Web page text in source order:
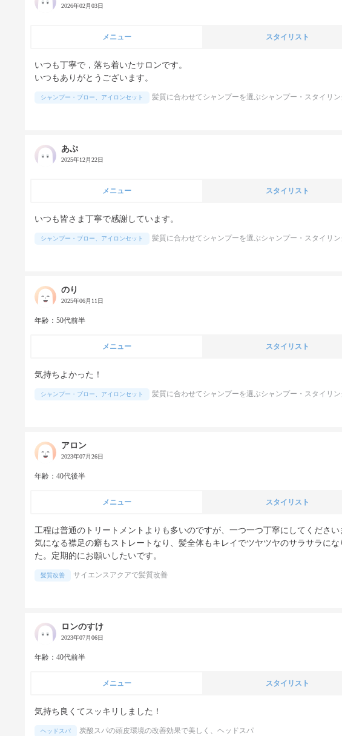
2026年02月03日
メニュー スタイリスト
いつも丁寧で，落ち着いたサロンです。
いつもありがとうございます。
シャンプー・ブロー、アイロンセット 髪質に合わせてシャンプーを選ぶシャンプー・スタイリ
あぷ
2025年12月22日
メニュー スタイリスト
いつも皆さま丁寧で感謝しています。
シャンプー・ブロー、アイロンセット 髪質に合わせてシャンプーを選ぶシャンプー・スタイリ
のり
2025年06月11日
年齢：50代前半
メニュー スタイリスト
気持ちよかった！
シャンプー・ブロー、アイロンセット 髪質に合わせてシャンプーを選ぶシャンプー・スタイリ
アロン
2023年07月26日
年齢：40代後半
メニュー スタイリスト
工程は普通のトリートメントよりも多いのですが、一つ一つ丁寧にしてください
気になる襟足の癖もストレートなり、髪全体もキレイでツヤツヤのサラサラにな
た。定期的にお願いしたいです。
髪質改善 サイエンスアクアで髪質改善
ロンのすけ
2023年07月06日
年齢：40代前半
メニュー スタイリスト
気持ち良くてスッキリしました！
ヘッドスパ 炭酸スパの頭皮環境の改善効果で美しく、ヘッドスパ